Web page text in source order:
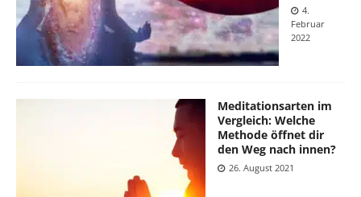
4.
Februar
2022
Meditationsarten im
Vergleich: Welche
Methode öffnet dir
den Weg nach innen?
26. August 2021